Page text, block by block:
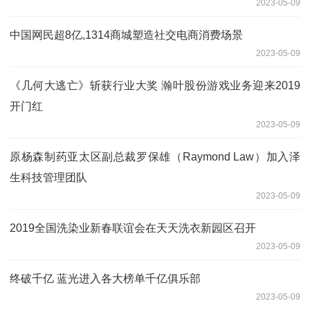
2023-05-09
中国网民超8亿,1314商城塑造社交电商消费场景
2023-05-09
《几何大逃亡》斩获行业大奖 瀚叶股份游戏业务迎来2019
开门红
2023-05-09
原杨森制药亚太区副总裁罗保雄（Raymond Law）加入泽
生科技管理团队
2023-05-09
2019全国洗染业新春联谊会在天天洗衣新园区召开
2023-05-09
终破千亿 蓝光进入各大榜单千亿俱乐部
2023-05-09